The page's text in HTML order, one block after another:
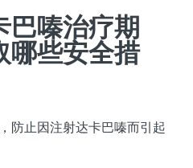
巴嗪治疗期
哪些安全措
防止因注射达卡巴嗪而引起